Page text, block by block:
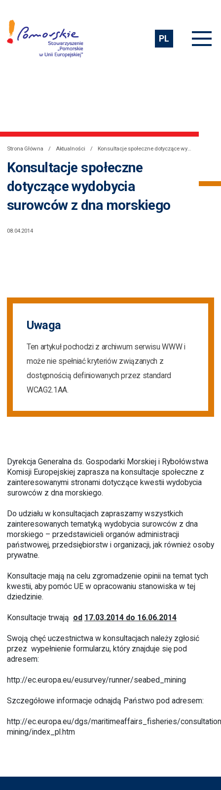
PL
Strona Główna Aktualności Konsultacje społeczne dotyczące wydobycia surowców z dna morskiego
Konsultacje społeczne
dotyczące wydobycia
surowców z dna morskiego
08.04.2014
Uwaga
Ten artykuł pochodzi z archiwum serwisu WWW i
może nie spełniać kryteriów związanych z
dostępnością definiowanych przez standard
WCAG2.1AA.
Dyrekcja Generalna ds. Gospodarki Morskiej i Rybołówstwa
Komisji Europejskiej zaprasza na konsultacje społeczne z
zainteresowanymi stronami dotyczące kwestii wydobycia
surowców z dna morskiego.
Do udziału w konsultacjach zapraszamy wszystkich
zainteresowanych tematyką wydobycia surowców z dna
morskiego – przedstawicieli organów administracji
państwowej, przedsiębiorstw i organizacji, jak również osoby
prywatne.
Konsultacje mają na celu zgromadzenie opinii na temat tych
kwestii, aby pomóc UE w opracowaniu stanowiska w tej
dziedzinie.
Konsultacje trwają od 17.03.2014 do 16.06.2014
Swoją chęć uczestnictwa w konsultacjach należy zgłosić
przez wypełnienie formularzu, który znajduje się pod
adresem:
http://ec.europa.eu/eusurvey/runner/seabed_mining
Szczegółowe informacje odnajdą Państwo pod adresem:
http://ec.europa.eu/dgs/maritimeaffairs_fisheries/
mining/index_pl.htm